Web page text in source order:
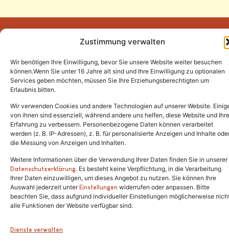
Zustimmung verwalten
Wir benötigen Ihre Einwilligung, bevor Sie unsere Website weiter besuchen
können.Wenn Sie unter 16 Jahre alt sind und Ihre Einwilligung zu optionalen
Services geben möchten, müssen Sie Ihre Erziehungsberechtigten um
Erlaubnis bitten.
Wir verwenden Cookies und andere Technologien auf unserer Website.
von ihnen sind essenziell, während andere uns helfen, diese Website und Ihre
Erfahrung zu verbessern. Personenbezogene Daten können verarbeitet
werden (z. B. IP-Adressen), z. B. für personalisierte Anzeigen und Inhalte
die Messung von Anzeigen und Inhalten.
Weitere Informationen über die Verwendung Ihrer Daten finden Sie in unserer
Datenschutzerklärung. Es besteht keine Verpflichtung, in die Verarbeitung
Ihrer Daten einzuwilligen, um dieses Angebot zu nutzen. Sie können Ihre
Auswahl jederzeit unterEinstellungen widerrufen oder anpassen. Bitte
beachten Sie, dass aufgrund individueller Einstellungen möglicherweise
alle Funktionen der Website verfügbar sind.
Dienste verwalten
Copyright © 2024. Alle Rechte vorbehalten.
Tel.:(02646) 915928
info@katzenschutzfreunde.de
Im Brandenfeld 22
53426 Schalkenbach